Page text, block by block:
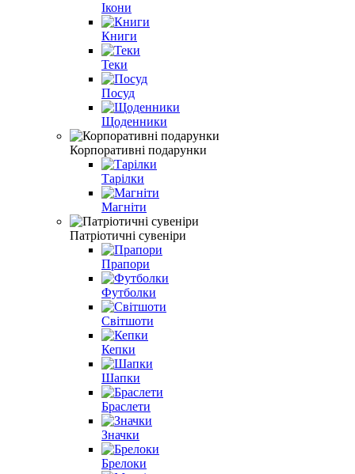
Ікони
Книги
Теки
Посуд
Щоденники
Корпоративні подарунки
Тарілки
Магніти
Патріотичні сувеніри
Прапори
Футболки
Світшоти
Кепки
Шапки
Браслети
Значки
Брелоки